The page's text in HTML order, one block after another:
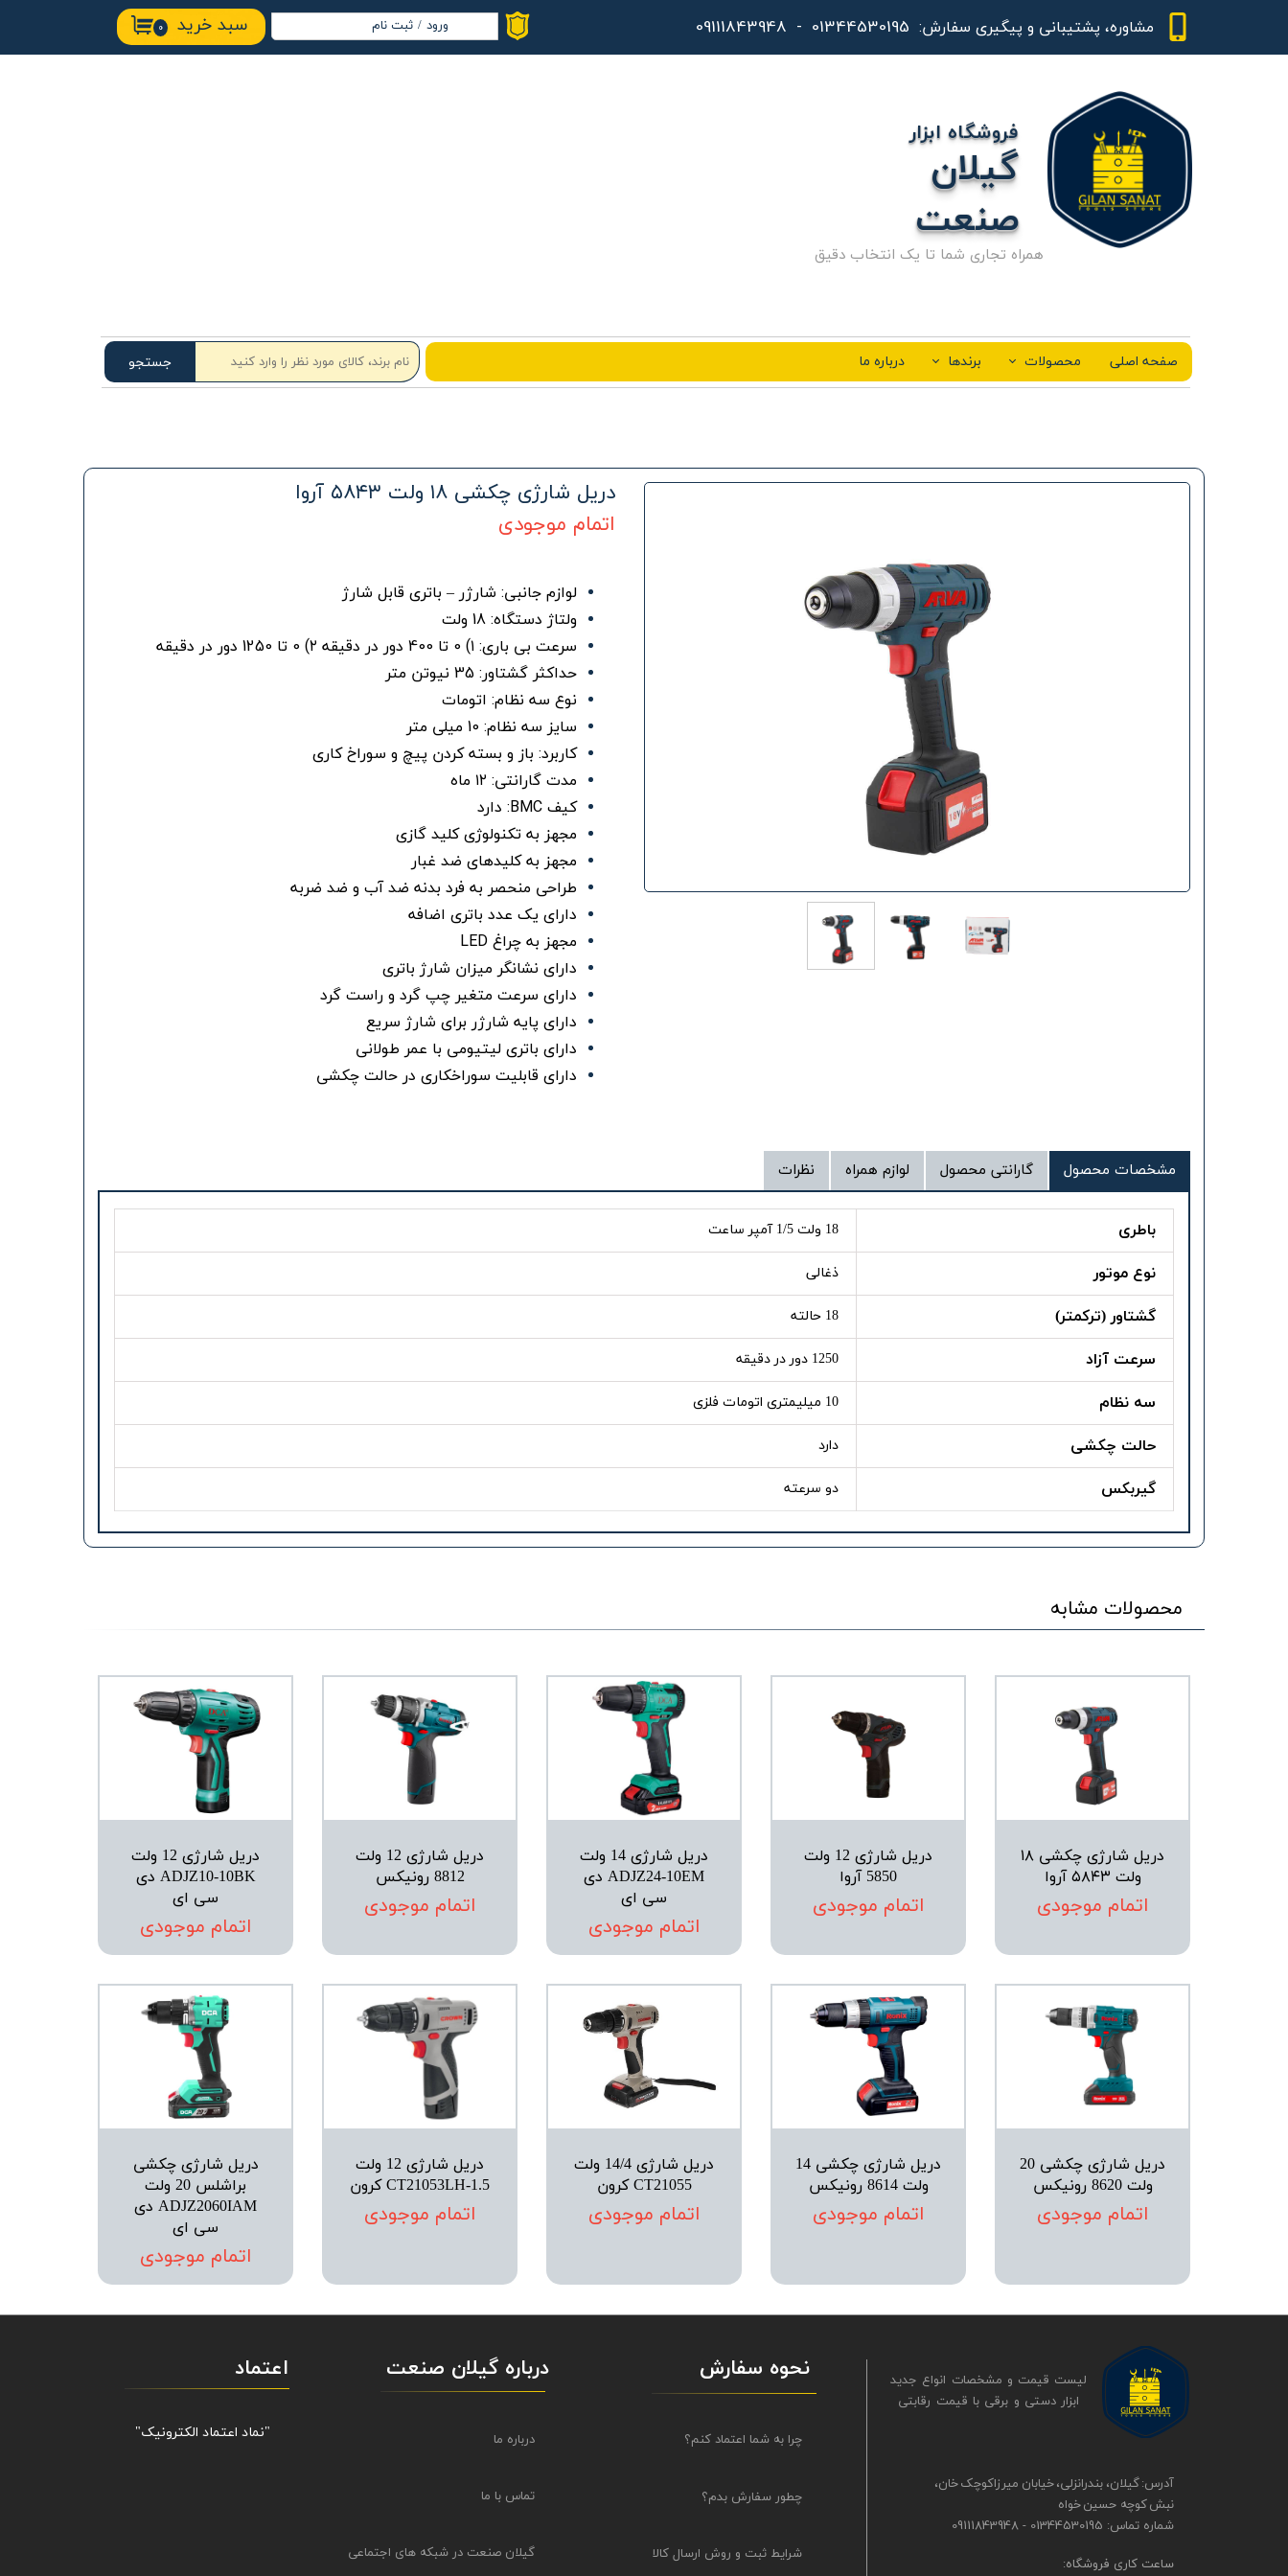
مشاوره، پشتیبانی و پیگیری سفارش:01344530195 - 09111843948 ۰ سبد خرید ورود / ثبت نام
حساب کاربری من
جستجو صفحه اصلی محصولات برندها درباره ما
گیلان
صنعت
فروشگاه ابزار
همراه تجاری شما تا یک انتخاب دقیق
دریل شارژی چکشی ۱۸ ولت ۵۸۴۳ آروا
اتمام موجودی
لوازم جانبی: شارژر – باتری قابل شارژ
ولتاژ دستگاه: 18 ولت
سرعت بی باری: ۱) 0 تا 400 دور در دقیقه ۲) 0 تا 1250 دور در دقیقه
حداکثر گشتاور: 35 نیوتن متر
نوع سه نظام: اتومات
سایز سه نظام: 10 میلی متر
کاربرد: باز و بسته کردن پیچ و سوراخ کاری
مدت گارانتی: ۱۲ ماه
کیف BMC: دارد
مجهز به تکنولوژی کلید گازی
مجهز به کلیدهای ضد غبار
طراحی منحصر به فرد بدنه ضد آب و ضد ضربه
دارای یک عدد باتری اضافه
مجهز به چراغ LED
دارای نشانگر میزان شارژ باتری
دارای سرعت متغیر چپ گرد و راست گرد
دارای پایه شارژر برای شارژ سریع
دارای باتری لیتیومی با عمر طولانی
دارای قابلیت سوراخکاری در حالت چکشی
مشخصات محصول گارانتی محصول لوازم همراه نظرات
باطری 18 ولت 1/5 آمپر ساعت
نوع موتور ذغالی
گشتاور (ترکمتر) 18 حالته
سرعت آزاد 1250 دور در دقیقه
سه نظام 10 میلیمتری اتومات فلزی
حالت چکشی دارد
گیربکس دو سرعته
محصولات مشابه
دریل شارژی چکشی ۱۸
ولت ۵۸۴۳ آروا
اتمام موجودی
دریل شارژی 12 ولت
5850 آروا
اتمام موجودی
دریل شارژی 14 ولت
ADJZ24-10EM دی
سی ای
اتمام موجودی
دریل شارژی 12 ولت
8812 رونیکس
اتمام موجودی
دریل شارژی 12 ولت
ADJZ10-10BK دی
سی ای
اتمام موجودی
دریل شارژی چکشی 20
ولت 8620 رونیکس
اتمام موجودی
دریل شارژی چکشی 14
ولت 8614 رونیکس
اتمام موجودی
دریل شارژی 14/4 ولت
CT21055 کرون
اتمام موجودی
دریل شارژی 12 ولت
CT21053LH-1.5 کرون
اتمام موجودی
دریل شارژی چکشی
براشلس 20 ولت
ADJZ2060IAM دی
سی ای
اتمام موجودی
​​ساعت کاری فروشگاه:
آدرس: گیلان، بندرانزلی، خیابان میرزاکوچک خان،
نبش کوچه حسین خواه
شماره تماس: 01344530195 - 09111843948
لیست قیمت و مشخصات انواع جدید
ابزار دستی و برقی ​​​​​​​با قیمت رقابتی
نحوه سفارش
چرا به شما اعتماد کنم؟
چطور سفارش بدم؟
شرایط ثبت و روش ارسال کالا
اعتماد
"نماد اعتماد الکترونیک​​​​​​​"
درباره گیلان صنعت
درباره ما
تماس با ما
گیلان صنعت در شبکه های اجتماعی